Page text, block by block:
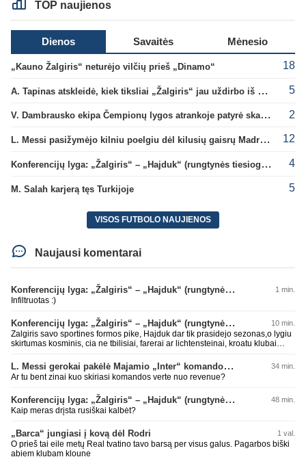
TOP naujienos
Dienos Savaitės Mėnesio
„Kauno Žalgiris“ neturėjo vilčių prieš „Dinamo“ 18
A. Tapinas atskleidė, kiek tiksliai „Žalgiris“ jau uždirbo iš UEFA premijų 5
V. Dambrausko ekipa Čempionų lygos atrankoje patyrė skaudžią nesėkmę 2
L. Messi pasižymėjo kilniu poelgiu dėl kilusių gaisrų Madride 12
Konferencijų lyga: „Žalgiris“ – „Hajduk“ (rungtynės tiesiogiai) 4
M. Salah karjerą tęs Turkijoje 5
VISOS FUTBOLO NAUJIENOS
Naujausi komentarai
Konferencijų lyga: „Žalgiris“ – „Hajduk“ (rungtynės tiesiogiai) 1 min.
Infiltruotas :)
Konferencijų lyga: „Žalgiris“ – „Hajduk“ (rungtynės tiesiogiai) 10 min.
Zalgiris savo sportines formos pike, Hajduk dar tik prasidejo sezonas,o lygiu
skirtumas kosminis, cia ne tbilisiai, farerai ar lichtensteinai, kroatu klubai
10 metu kitu stebuklingu rungtyniu pries koki kysiniovo metalista
L. Messi gerokai pakėlė Majamio „Inter“ komandos vertę 34 min.
Ar tu bent zinai kuo skiriasi komandos verte nuo revenue?
Konferencijų lyga: „Žalgiris“ – „Hajduk“ (rungtynės tiesiogiai) 48 min.
Kaip meras drįsta rusiškai kalbėt?
„Barca“ jungiasi į kovą dėl Rodri 1 val.
O prieš tai eile metų Real tvatino tavo barsą per visus galus. Pagarbos biški
abiem klubam kloune